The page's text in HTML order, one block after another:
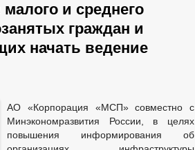
и среднего
граждан и
начать ведение
АО «Корпорация «МСП» совместно с
Минэкономразвития России, в целях
повышения информирования об